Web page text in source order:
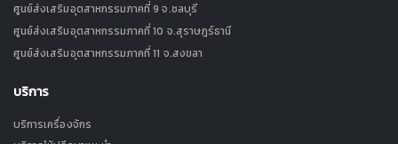
ศูนย์ส่งเสริมอุตสาหกรรมภาคที่ 9 จ.ชลบุรี
ศูนย์ส่งเสริมอุตสาหกรรมภาคที่ 10 จ.สุราษฎร์ธานี
ศูนย์ส่งเสริมอุตสาหกรรมภาคที่ 11 จ.สงขลา
บริการ
บริการเครื่องจักร